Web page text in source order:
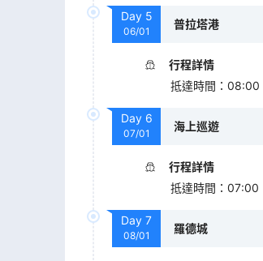
Day 5
06/01
普拉塔港
行程詳情
抵達時間 ： 08:00
Day 6
07/01
海上巡遊
行程詳情
抵達時間 ： 07:00
Day 7
08/01
羅德城